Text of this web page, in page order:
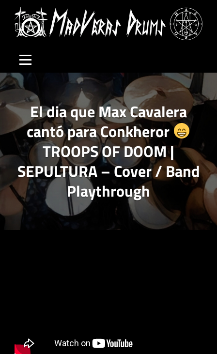
content
El dia que Max Cavalera
cantó para Conkheror
TROOPS OF DOOM |
SEPULTURA – Cover / Band
Playthrough